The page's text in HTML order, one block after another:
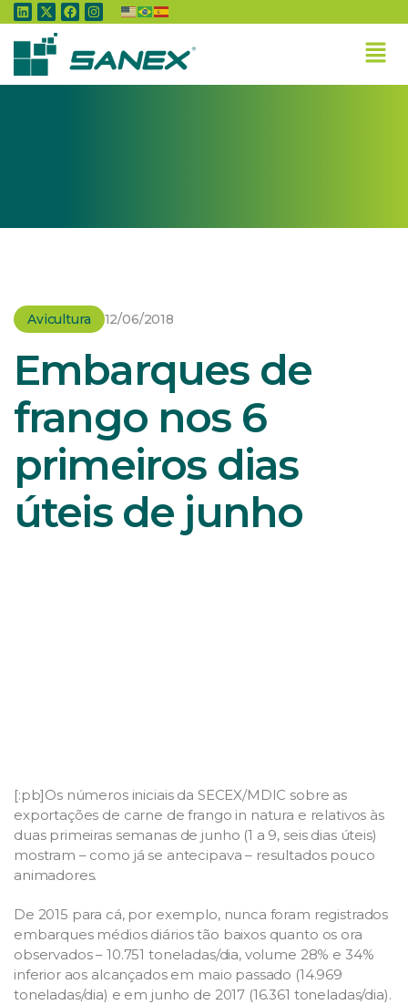
Home » Avicultura »
Embarques de frango nos 6 primeiros dias úteis de
junho
Avicultura 12/06/2018
Embarques de
frango nos 6
primeiros dias
úteis de junho
[:pb]Os números iniciais da SECEX/MDIC sobre as
exportações de carne de frango in natura e relativos às
duas primeiras semanas de junho (1 a 9, seis dias úteis)
mostram – como já se antecipava – resultados pouco
animadores.
De 2015 para cá, por exemplo, nunca foram registrados
embarques médios diários tão baixos quanto os ora
observados – 10.751 toneladas/dia, volume 28% e 34%
inferior aos alcançados em maio passado (14.969
toneladas/dia) e em junho de 2017 (16.361 toneladas/dia).